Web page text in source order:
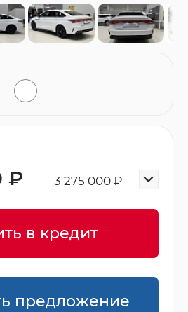
3 275 000 ₽
₽
в кредит
предложение